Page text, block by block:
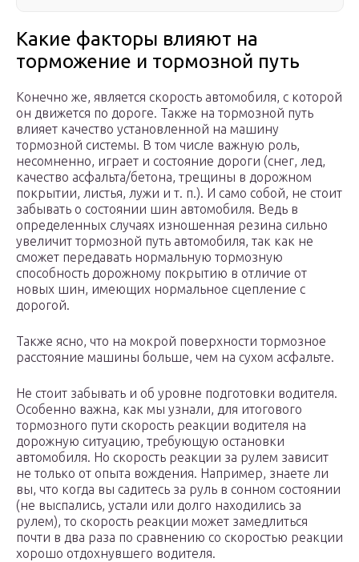
Какие факторы влияют на
торможение и тормозной путь
Конечно же, является скорость автомобиля, с которой
он движется по дороге. Также на тормозной путь
влияет качество установленной на машину
тормозной системы. В том числе важную роль,
несомненно, играет и состояние дороги (снег, лед,
качество асфальта/бетона, трещины в дорожном
покрытии, листья, лужи и т. п.). И само собой, не стоит
забывать о состоянии шин автомобиля. Ведь в
определенных случаях изношенная резина сильно
увеличит тормозной путь автомобиля, так как не
сможет передавать нормальную тормозную
способность дорожному покрытию в отличие от
новых шин, имеющих нормальное сцепление с
дорогой.
Также ясно, что на мокрой поверхности тормозное
расстояние машины больше, чем на сухом асфальте.
Не стоит забывать и об уровне подготовки водителя.
Особенно важна, как мы узнали, для итогового
тормозного пути скорость реакции водителя на
дорожную ситуацию, требующую остановки
автомобиля. Но скорость реакции за рулем зависит
не только от опыта вождения. Например, знаете ли
вы, что когда вы садитесь за руль в сонном состоянии
(не выспались, устали или долго находились за
рулем), то скорость реакции может замедлиться
почти в два раза по сравнению со скоростью реакции
хорошо отдохнувшего водителя.